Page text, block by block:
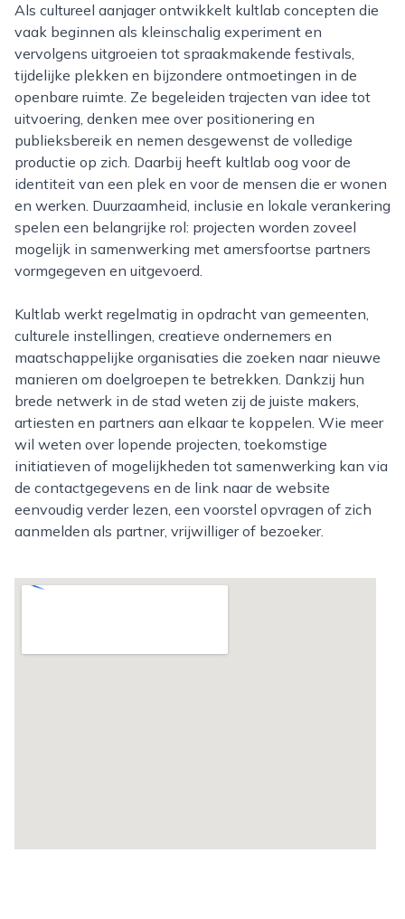
Als cultureel aanjager ontwikkelt kultlab concepten die
vaak beginnen als kleinschalig experiment en
vervolgens uitgroeien tot spraakmakende festivals,
tijdelijke plekken en bijzondere ontmoetingen in de
openbare ruimte. Ze begeleiden trajecten van idee tot
uitvoering, denken mee over positionering en
publieksbereik en nemen desgewenst de volledige
productie op zich. Daarbij heeft kultlab oog voor de
identiteit van een plek en voor de mensen die er wonen
en werken. Duurzaamheid, inclusie en lokale verankering
spelen een belangrijke rol: projecten worden zoveel
mogelijk in samenwerking met amersfoortse partners
vormgegeven en uitgevoerd.
Kultlab werkt regelmatig in opdracht van gemeenten,
culturele instellingen, creatieve ondernemers en
maatschappelijke organisaties die zoeken naar nieuwe
manieren om doelgroepen te betrekken. Dankzij hun
brede netwerk in de stad weten zij de juiste makers,
artiesten en partners aan elkaar te koppelen. Wie meer
wil weten over lopende projecten, toekomstige
initiatieven of mogelijkheden tot samenwerking kan via
de contactgegevens en de link naar de website
eenvoudig verder lezen, een voorstel opvragen of zich
aanmelden als partner, vrijwilliger of bezoeker.